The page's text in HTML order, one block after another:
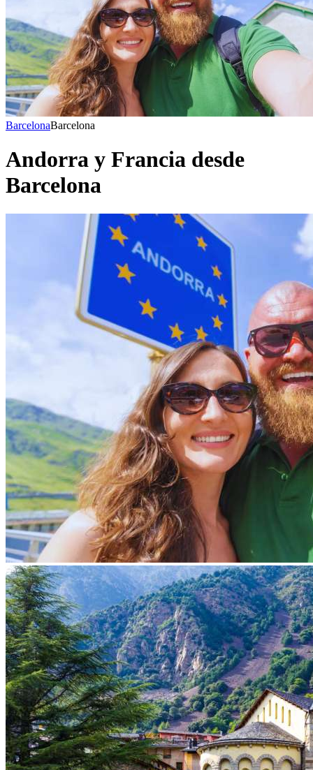
BarcelonaBarcelona
Andorra y Francia desde
Barcelona